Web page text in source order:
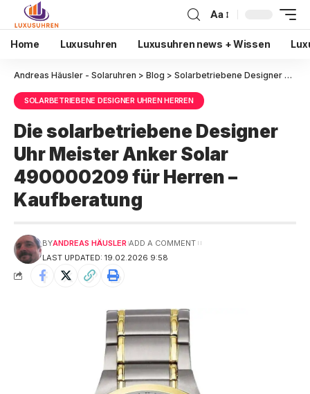
Aa
Home Luxusuhren Luxusuhren news + Wissen
Andreas Häusler - Solaruhren > Blog > Solarbetriebene Designer Uhren Herren
SOLARBETRIEBENE DESIGNER UHREN HERREN
Die solarbetriebene Designer
Uhr Meister Anker Solar
490000209 für Herren –
Kaufberatung
LAST UPDATED: 19.02.2026 9:58
BYANDREAS HÄUSLER ADD A COMMENT